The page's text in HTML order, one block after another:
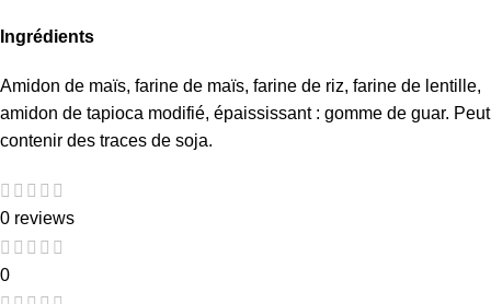
Ingrédients
Amidon de maïs, farine de maïs, farine de riz, farine de lentille,
amidon de tapioca modifié, épaississant : gomme de guar. Peut
contenir des traces de soja.
0 reviews
0